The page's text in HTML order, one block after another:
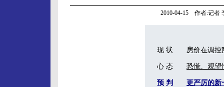
2010-04-15 作者:记者
现 状 房价在调控
心 态 恐慌、观望
预 判 更严厉的新